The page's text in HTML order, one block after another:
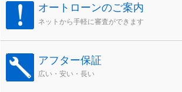
オートローンのご案内
ネットから手軽に審査ができます
アフター保証
広い・安い・長い